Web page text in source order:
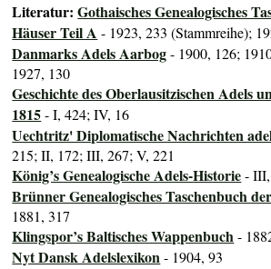
Literatur:Gothaisches Genealogisches
Häuser Teil A - 1923, 233 (Stammreihe);
Danmarks Adels Aarbog- 1900, 126;
1927, 130
Geschichte des Oberlausitzischen Adels
1815- I, 424; IV, 16
Uechtritz' Diplomatische Nachrichten
215; II, 172; III, 267; V, 221
König’s Genealogische Adels-Historie-
Brünner Genealogisches Taschenbuch
1881, 317
Klingspor’s Baltisches Wappenbuch-
Nyt Dansk Adelslexikon- 1904, 93